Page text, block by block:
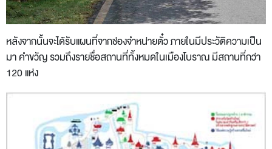
หลังจากนั้นจะได้รับแผนที่จากช่องจำหน่ายตั๋ว ภายในมีประวัติความเป็น
มา คำขวัญ รวมถึงรายชื่อสถานที่ทั้งหมดในเมืองโบราณ มีสถานที่กว่า
120 แห่ง